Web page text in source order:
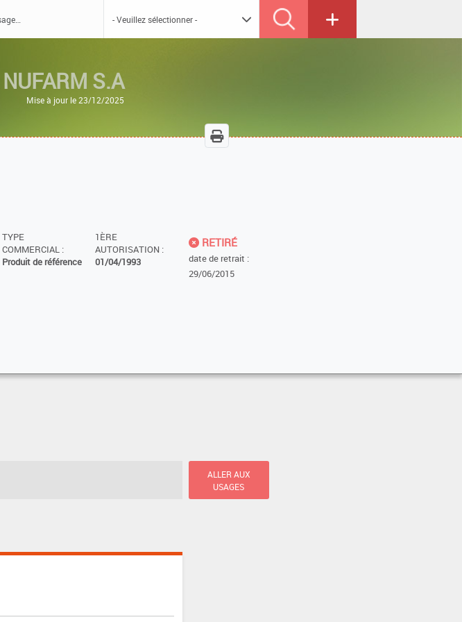
NUFARM S.A
Mise à jour le 23/12/2025
TYPE
COMMERCIAL :
Produit de référence
1ÈRE
AUTORISATION :
01/04/1993
RETIRÉ
date de retrait :
29/06/2015
ALLER AUX
USAGES